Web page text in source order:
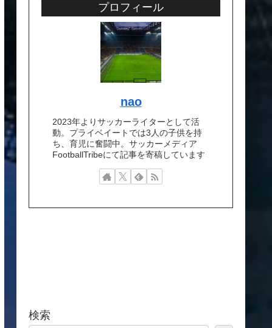
プロフィール
nao
2023年よりサッカーライターとして活
動。プライベイートでは3人の子供を持
ち、育児に奮闘中。サッカーメディア
FootballTribeにて記事を寄稿しています
検索